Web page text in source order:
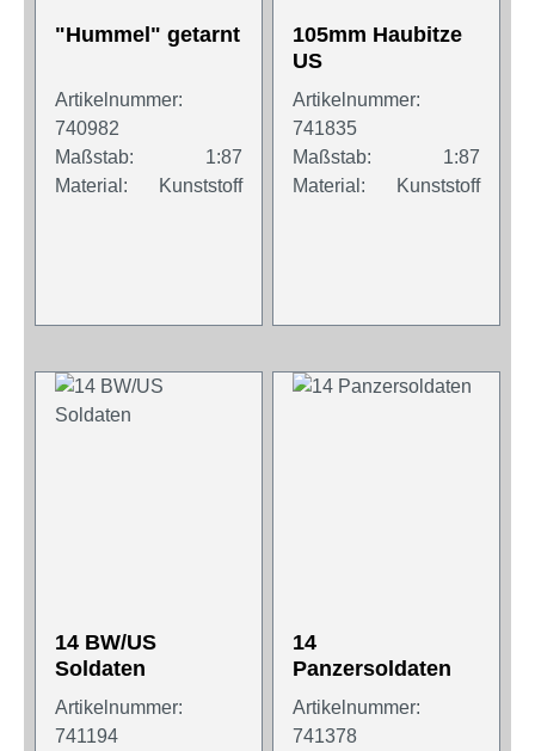
"Hummel" getarnt
Artikelnummer:
740982
Maßstab:
1:87
Material:
Kunststoff
105mm Haubitze
US
Artikelnummer:
741835
Maßstab:
1:87
Material:
Kunststoff
14 BW/US
Soldaten
Artikelnummer:
741194
14
Panzersoldaten
Artikelnummer:
741378